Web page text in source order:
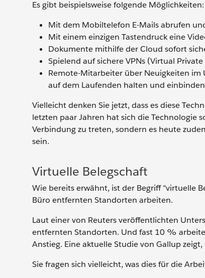
Es gibt beispielsweise folgende Möglichkeiten:
Mit dem Mobiltelefon E-Mails abrufen
Mit einem einzigen Tastendruck eine
Dokumente mithilfe der Cloud sofort
Spielend auf sichere VPNs (Virtual
Remote-Mitarbeiter über Neuigkeiten
auf dem Laufenden halten und einbinden
Vielleicht denken Sie jetzt, dass es diese
letzten paar Jahren hat sich die Technologie
Verbindung zu treten, sondern es heute
sein.
Virtuelle Belegschaft
Wie bereits erwähnt, ist der Begriff "virtuelle
Büro entfernten Standorten arbeiten.
Laut einer von Reuters veröffentlichten
entfernten Standorten. Und fast 10 %
Anstieg. Eine aktuelle Studie von Gallup
Sie fragen sich vielleicht, was dies für die